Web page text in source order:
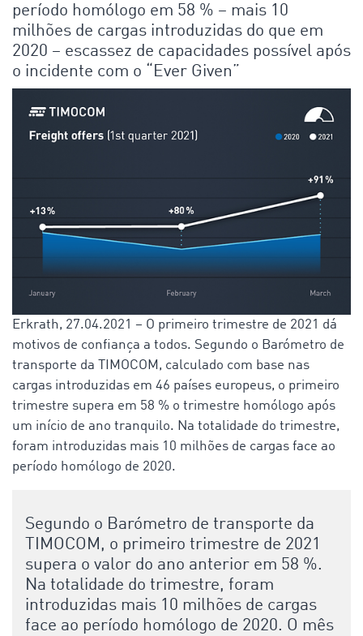
período homólogo em 58 % – mais 10
milhões de cargas introduzidas do que em
2020 – escassez de capacidades possível após
o incidente com o “Ever Given”
Erkrath, 27.04.2021 – O primeiro trimestre de 2021 dá
motivos de confiança a todos. Segundo o Barómetro de
transporte da TIMOCOM, calculado com base nas
cargas introduzidas em 46 países europeus, o primeiro
trimestre supera em 58 % o trimestre homólogo após
um início de ano tranquilo. Na totalidade do trimestre,
foram introduzidas mais 10 milhões de cargas face ao
período homólogo de 2020.
Segundo o Barómetro de transporte da
TIMOCOM, o primeiro trimestre de 2021
supera o valor do ano anterior em 58 %.
Na totalidade do trimestre, foram
introduzidas mais 10 milhões de cargas
face ao período homólogo de 2020. O mês